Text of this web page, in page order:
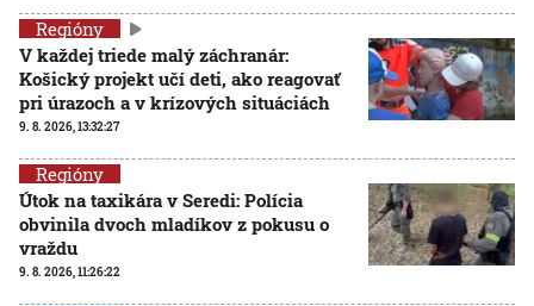
Regióny
V každej triede malý záchranár:
Košický projekt učí deti, ako reagovať
pri úrazoch a v krízových situáciách
9. 8. 2026, 13:32:27
Regióny
Útok na taxikára v Seredi: Polícia
obvinila dvoch mladíkov z pokusu o
vraždu
9. 8. 2026, 11:26:22